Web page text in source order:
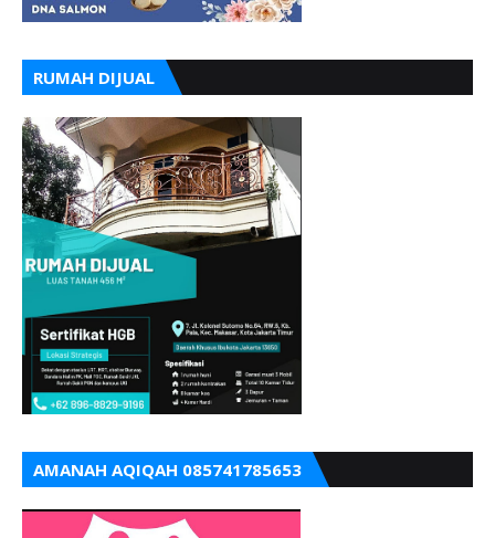
RUMAH DIJUAL
AMANAH AQIQAH 085741785653